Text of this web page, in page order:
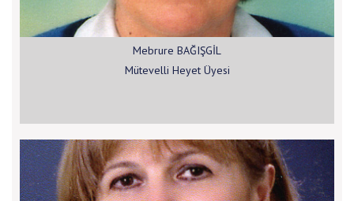
Mebrure BAĞIŞGİL
Mütevelli Heyet Üyesi